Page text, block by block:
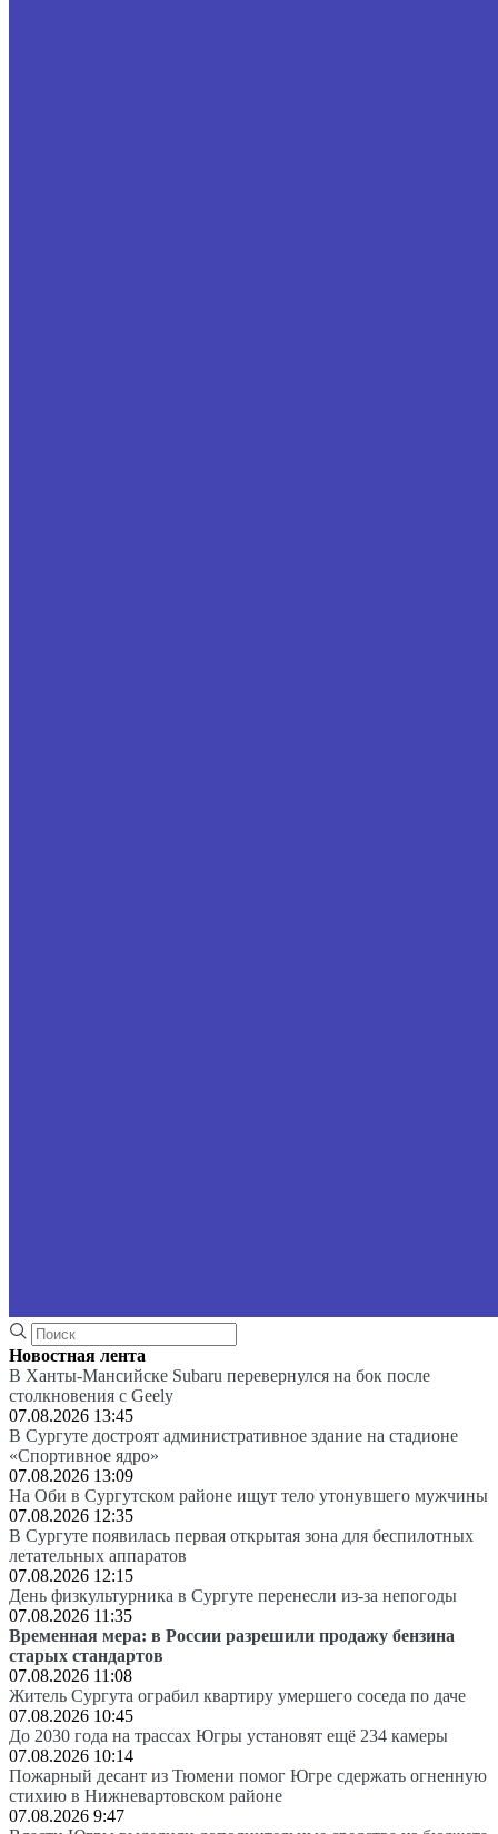
Новостная лента
В Ханты-Мансийске Subaru перевернулся на бок после
столкновения с Geely
07.08.2026 13:45
В Сургуте достроят административное здание на стадионе
«Спортивное ядро»
07.08.2026 13:09
На Оби в Сургутском районе ищут тело утонувшего мужчины
07.08.2026 12:35
В Сургуте появилась первая открытая зона для беспилотных
летательных аппаратов
07.08.2026 12:15
День физкультурника в Сургуте перенесли из-за непогоды
07.08.2026 11:35
Временная мера: в России разрешили продажу бензина
старых стандартов
07.08.2026 11:08
Житель Сургута ограбил квартиру умершего соседа по даче
07.08.2026 10:45
До 2030 года на трассах Югры установят ещё 234 камеры
07.08.2026 10:14
Пожарный десант из Тюмени помог Югре сдержать огненную
стихию в Нижневартовском районе
07.08.2026 9:47